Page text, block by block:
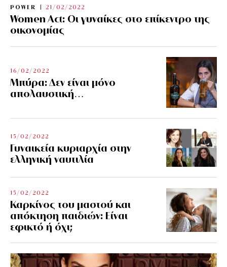
POWER 21/02/2022
Women Act: Οι γυναίκες στο επίκεντρο της
οικονομίας
16/02/2022
Μπύρα: Δεν είναι μόνο
απολαυστική…
15/02/2022
Γυναικεία κυριαρχία στην
ελληνική ναυτιλία
15/02/2022
Καρκίνος του μαστού και
απόκτηση παιδιών: Είναι
εφικτό ή όχι;